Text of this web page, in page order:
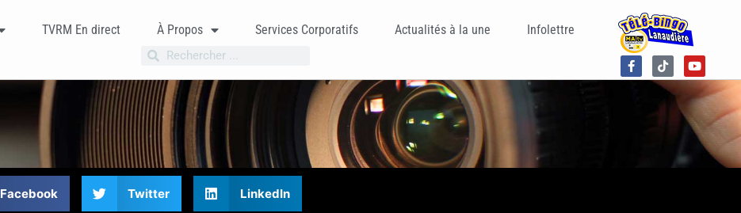
TVRM En direct À Propos Services Corporatifs Actualités à la une Infolettre
Facebook Twitter LinkedIn